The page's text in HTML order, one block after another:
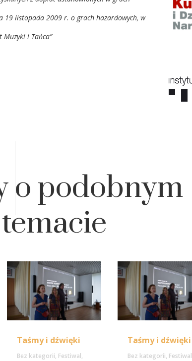
19 listopada 2009 r. o grach hazardowych, w
Muzyki i Tańca”
o podobnym
temacie
Taśmy i dźwięki
Bez kategorii, Festiwal,
Taśmy i dźwięki
Bez kategorii, Festiwal